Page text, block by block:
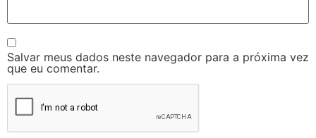
Salvar meus dados neste navegador para a próxima vez
que eu comentar.